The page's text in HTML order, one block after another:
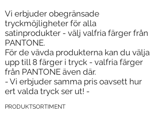
Vi erbjuder obegränsade
tryckmöjligheter för alla
satinprodukter - välj valfria färger från
PANTONE.
För de vävda produkterna kan du välja
upp till 8 färger i tryck - valfria färger
från PANTONE även där.
- Vi erbjuder samma pris oavsett hur
ert valda tryck ser ut! -
PRODUKTSORTIMENT